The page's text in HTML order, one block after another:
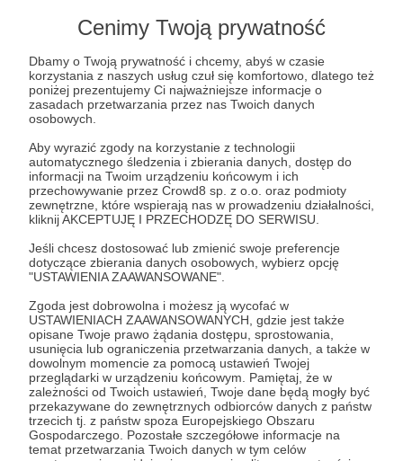
Cenimy Twoją prywatność
Dbamy o Twoją prywatność i chcemy, abyś w czasie
korzystania z naszych usług czuł się komfortowo, dlatego też
poniżej prezentujemy Ci najważniejsze informacje o
zasadach przetwarzania przez nas Twoich danych
osobowych.
Aby wyrazić zgody na korzystanie z technologii
automatycznego śledzenia i zbierania danych, dostęp do
informacji na Twoim urządzeniu końcowym i ich
przechowywanie przez Crowd8 sp. z o.o. oraz podmioty
zewnętrzne, które wspierają nas w prowadzeniu działalności,
kliknij AKCEPTUJĘ I PRZECHODZĘ DO SERWISU.
Jeśli chcesz dostosować lub zmienić swoje preferencje
dotyczące zbierania danych osobowych, wybierz opcję
"USTAWIENIA ZAAWANSOWANE".
Zgoda jest dobrowolna i możesz ją wycofać w
USTAWIENIACH ZAAWANSOWANYCH, gdzie jest także
opisane Twoje prawo żądania dostępu, sprostowania,
usunięcia lub ograniczenia przetwarzania danych, a także w
dowolnym momencie za pomocą ustawień Twojej
przeglądarki w urządzeniu końcowym. Pamiętaj, że w
zależności od Twoich ustawień, Twoje dane będą mogły być
przekazywane do zewnętrznych odbiorców danych z państw
trzecich tj. z państw spoza Europejskiego Obszaru
Gospodarczego. Pozostałe szczegółowe informacje na
temat przetwarzania Twoich danych w tym celów
wyrażenia sprzeciwu wobec przetwarzania Twoich danych
osobowych. Rejestracja dla osób niepełnoletnich możliwa
jest po przekazaniu podpisanego formularza "Zgodna na
założenie konta przez osobę niepełnoletnią", formularz
dostępny jest na stronie regulaminu Patronite.pl.
* Zapoznałem się i akceptujęRegulaminserwisu oraz
* Wyrażam zgodę na przetwarzanie moich danych
osobowych podanych w formularzu rejestracyjnym w celu
prawidłowego świadczenia usług serwisu Patronite.
Wyrażam zgodę na otrzymywanie drogą elektroniczną
informacji handlowych - newslettera. Opcja ta może zostać
zmieniona w ustawieniach konta.